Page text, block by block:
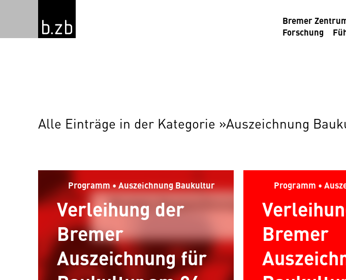
Bremer
Forschung
Alle Einträge in der Kategorie »Auszeichnung
Programm • Auszeichnung Baukultur
Verleihung der
Bremer
Auszeichnung für
Programm •
Bremer